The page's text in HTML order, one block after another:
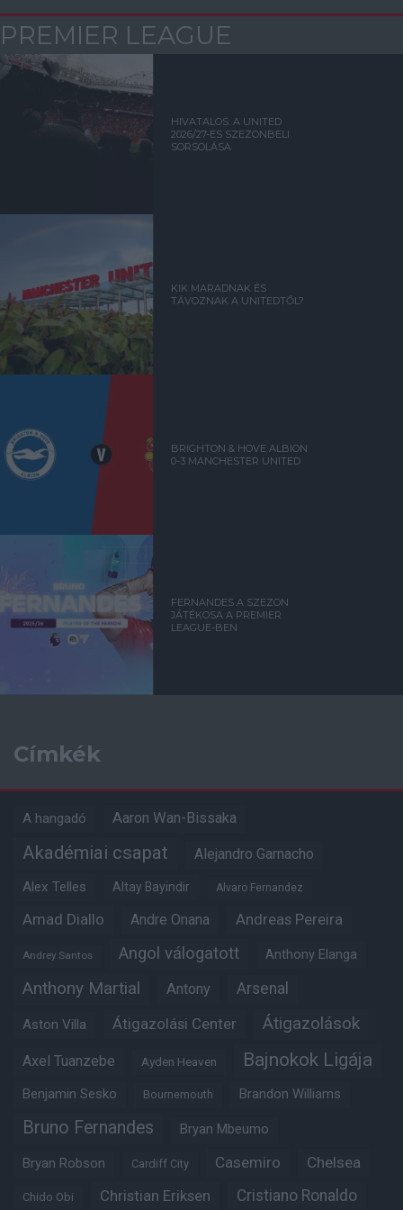
PREMIER LEAGUE
HIVATALOS: A UNITED
2026/27-ES SZEZONBELI
SORSOLÁSA
KIK MARADNAK ÉS
TÁVOZNAK A UNITEDTŐL?
BRIGHTON & HOVE ALBION
0-3 MANCHESTER UNITED
FERNANDES A SZEZON
JÁTÉKOSA A PREMIER
LEAGUE-BEN
Címkék
A hangadó Aaron Wan-Bissaka
Akadémiai csapat Alejandro Garnacho
Alex Telles Altay Bayindir Alvaro Fernandez
Amad Diallo Andre Onana Andreas Pereira
Andrey Santos Angol válogatott Anthony Elanga
Anthony Martial Antony Arsenal
Aston Villa Átigazolási Center Átigazolások
Axel Tuanzebe Ayden Heaven Bajnokok Ligája
Benjamin Sesko Bournemouth Brandon Williams
Bruno Fernandes Bryan Mbeumo
Bryan Robson Cardiff City Casemiro Chelsea
Chido Obi Christian Eriksen Cristiano Ronaldo